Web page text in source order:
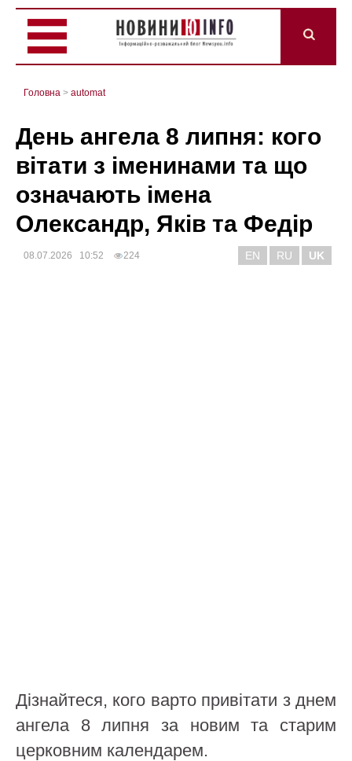
Головна > automat
День ангела 8 липня: кого
вітати з іменинами та що
означають імена
Олександр, Яків та Федір
08.07.2026 10:52 224 EN RU UK
Дізнайтеся, кого варто привітати з днем
ангела 8 липня за новим та старим
церковним календарем.